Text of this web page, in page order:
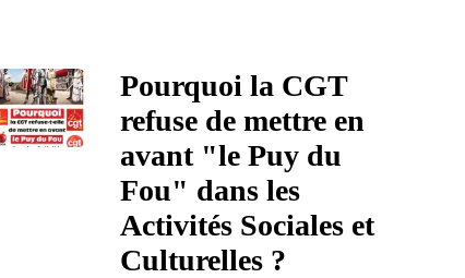
Pourquoi la CGT
refuse de mettre en
avant "le Puy du
Fou" dans les
Activités Sociales et
Culturelles ?